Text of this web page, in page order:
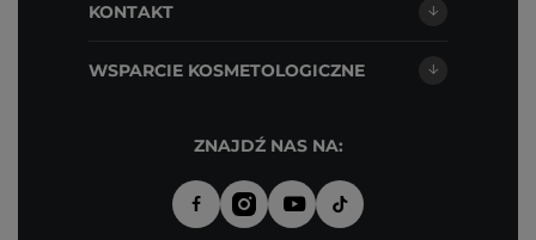
KONTAKT
WSPARCIE KOSMETOLOGICZNE
ZNAJDŹ NAS NA: